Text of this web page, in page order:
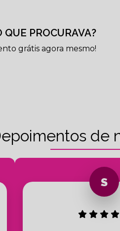
QUE PROCURAVA?
grátis agora mesmo!
de